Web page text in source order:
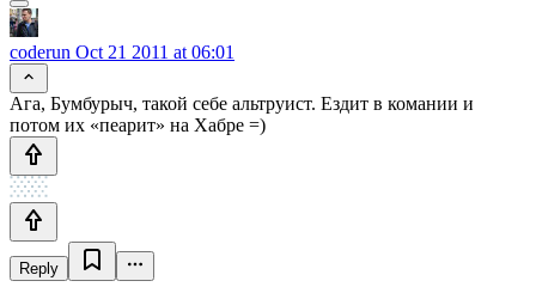
coderun Oct 21 2011 at 06:01
Ага, Бумбурыч, такой себе альтруист. Ездит в комании и
потом их «пеарит» на Хабре =)
Reply